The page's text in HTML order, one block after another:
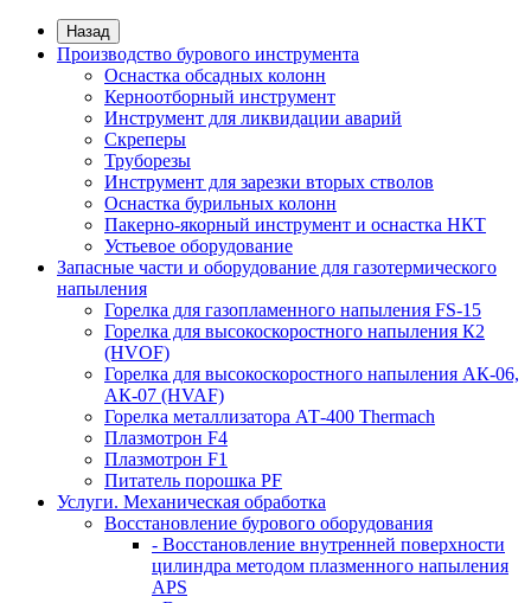
Назад
Производство бурового инструмента
Оснастка обсадных колонн
Керноотборный инструмент
Инструмент для ликвидации аварий
Скреперы
Труборезы
Инструмент для зарезки вторых стволов
Оснастка бурильных колонн
Пакерно-якорный инструмент и оснастка НКТ
Устьевое оборудование
Запасные части и оборудование для газотермического
напыления
Горелка для газопламенного напыления FS-15
Горелка для высокоскоростного напыления К2
(HVOF)
Горелка для высокоскоростного напыления АК-06,
АК-07 (HVAF)
Горелка металлизатора АТ-400 Thermach
Плазмотрон F4
Плазмотрон F1
Питатель порошка PF
Услуги. Механическая обработка
Восстановление бурового оборудования
- Восстановление внутренней поверхности
цилиндра методом плазменного напыления
APS